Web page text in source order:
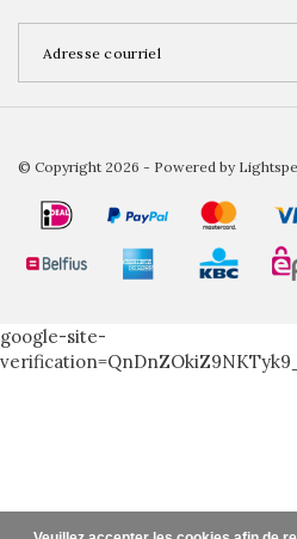
© Copyright 2026 - Powered by
google-site-